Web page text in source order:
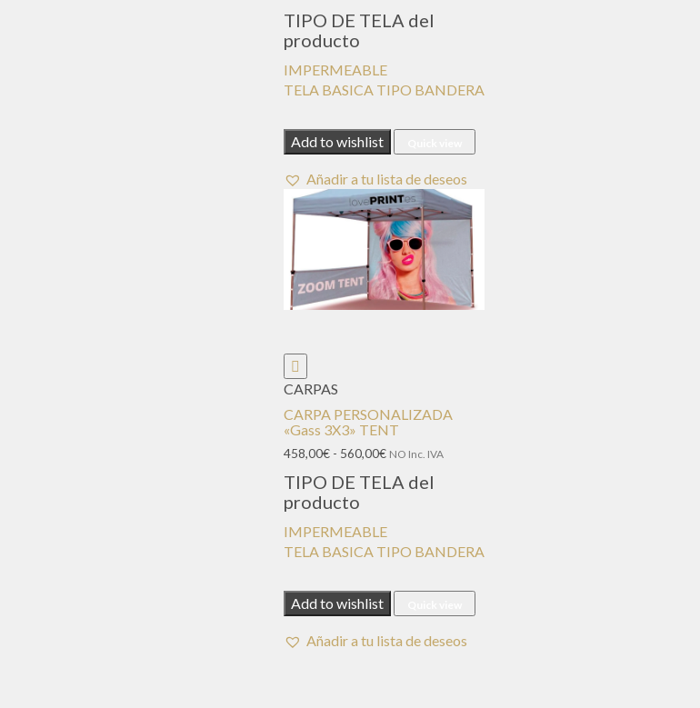
precios:
hasta
560,00€
TIPO DE TELA del
producto
IMPERMEABLE
TELA BASICA TIPO BANDERA
Add to wishlist
Añadir a tu lista de deseos
CARPAS
CARPA PERSONALIZADA
«Gass 3X3» TENT
458,00€ - 560,00€Rango
precios:
hasta
560,00€
NO Inc. IVA
TIPO DE TELA del
producto
IMPERMEABLE
TELA BASICA TIPO BANDERA
Add to wishlist
Añadir a tu lista de deseos